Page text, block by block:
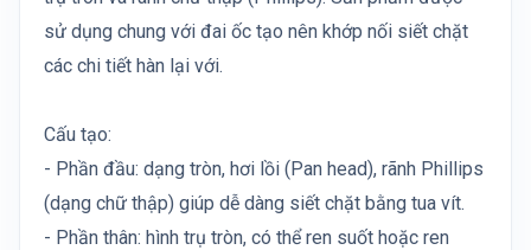
sử dụng chung với đai ốc tạo nên khớp nối siết chặt
các chi tiết hàn lại với.
Cấu tạo:
- Phần đầu: dạng tròn, hơi lồi (Pan head), rãnh Phillips
(dạng chữ thập) giúp dễ dàng siết chặt bằng tua vít.
- Phần thân: hình trụ tròn, có thể ren suốt hoặc ren